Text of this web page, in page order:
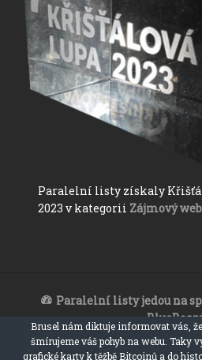
Paralelní listy získaly
2023 v kategorii Zájmový web
Paralelní listy jedou na
Paralelní listy
ironický, satiristický a
Brusel nám diktuje informovat vás,
šmírujeme váš pohyb na webu. Taky
grafické karty k těžbě Bitcoinů a do